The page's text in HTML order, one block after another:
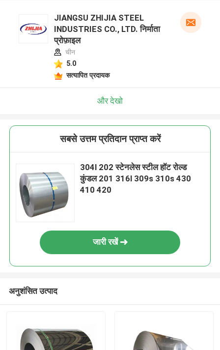
JIANGSU ZHIJIA STEEL
INDUSTRIES CO., LTD. निर्माता
प्रोफ़ाइल
चीन
5.0
सत्यापित प्रदायक
और देखो
सबसे उत्तम प्रतिदान प्राप्त करें
304l 202 स्टेनलेस स्टील हॉट रोल्ड
कुंडल 201 316l 309s 310s 430
410 420
जारी रखें
अनुशंसित उत्पाद